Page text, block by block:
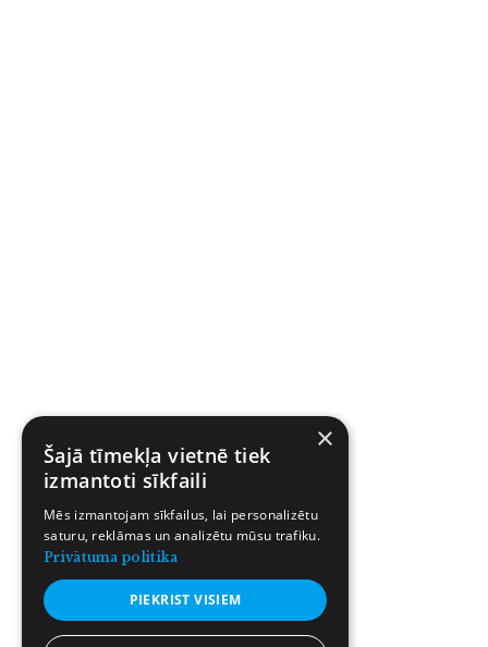
×
Šajā tīmekļa vietnē tiek
izmantoti sīkfaili
Mēs izmantojam sīkfailus, lai personalizētu
saturu, reklāmas un analizētu mūsu trafiku.
Privātuma politika
PIEKRIST VISIEM